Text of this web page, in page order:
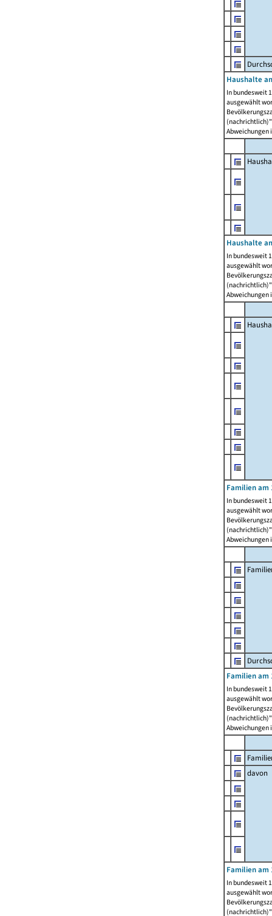
Haushalte
In bundesweit
ausgewählt
Abweichungen
Haushalte
In bundesweit
ausgewählt
Abweichungen
Familien am
In bundesweit
ausgewählt
Abweichungen
Familien am
In bundesweit
ausgewählt
Abweichungen
davon
Familien am
In bundesweit
ausgewählt